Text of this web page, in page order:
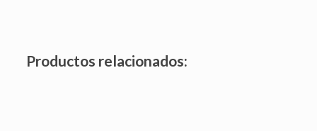
Productos relacionados: